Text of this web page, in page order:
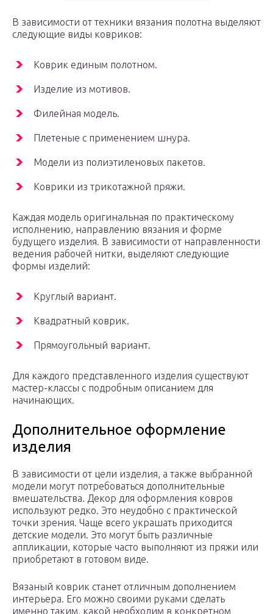
В зависимости от техники вязания полотна выделяют
следующие виды ковриков:
Коврик единым полотном.
Изделие из мотивов.
Филейная модель.
Плетеные с применением шнура.
Модели из полиэтиленовых пакетов.
Коврики из трикотажной пряжи.
Каждая модель оригинальная по практическому
исполнению, направлению вязания и форме
будущего изделия. В зависимости от направленности
ведения рабочей нитки, выделяют следующие
формы изделий:
Круглый вариант.
Квадратный коврик.
Прямоугольный вариант.
Для каждого представленного изделия существуют
мастер-классы с подробным описанием для
начинающих.
Дополнительное оформление
изделия
В зависимости от цели изделия, а также выбранной
модели могут потребоваться дополнительные
вмешательства. Декор для оформления ковров
используют редко. Это неудобно с практической
точки зрения. Чаще всего украшать приходится
детские модели. Это могут быть различные
аппликации, которые часто выполняют из пряжи или
приобретают в готовом виде.
Вязаный коврик станет отличным дополнением
интерьера. Его можно своими руками сделать
именно таким, какой необходим в конкретном